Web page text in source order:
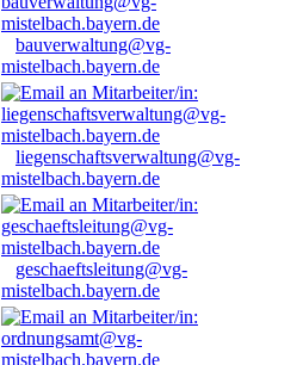
bauverwaltung@vg-
mistelbach.bayern.de
liegenschaftsverwaltung@vg-
mistelbach.bayern.de
geschaeftsleitung@vg-
mistelbach.bayern.de